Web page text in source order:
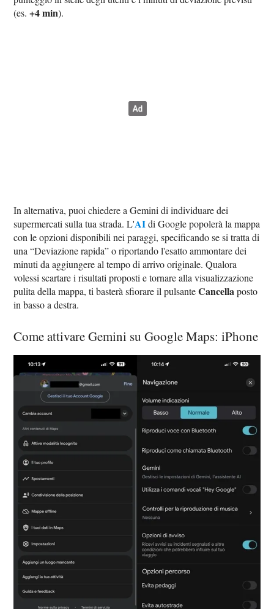
(es.+4 min).
In alternativa, puoi chiedere a Gemini di individuare dei
supermercati sulla tua strada. L'AIdi Google popolerà la mappa
con le opzioni disponibili nei paraggi, specificando se si tratta di
una “Deviazione rapida” o riportando l'esatto ammontare dei
minuti da aggiungere al tempo di arrivo originale. Qualora
volessi scartare i risultati proposti e tornare alla visualizzazione
pulita della mappa, ti basterà sfiorare il pulsanteCancellaposto
in basso a destra.
Come attivare Gemini su Google Maps: iPhone